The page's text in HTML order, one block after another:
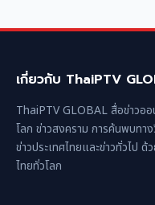
เกี่ยวกับ ThaiPTV
ThaiPTV GLOBAL สื่อข่าวออ
โลก ข่าวสงคราม การค้นพบทา
ข่าวประเทศไทยและข่าวทั่วไป
ไทยทั่วโลก